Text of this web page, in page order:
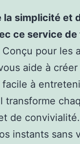
simplicité et
ce service de
Conçu pour les
aide à
à
transforme
de
instants sans